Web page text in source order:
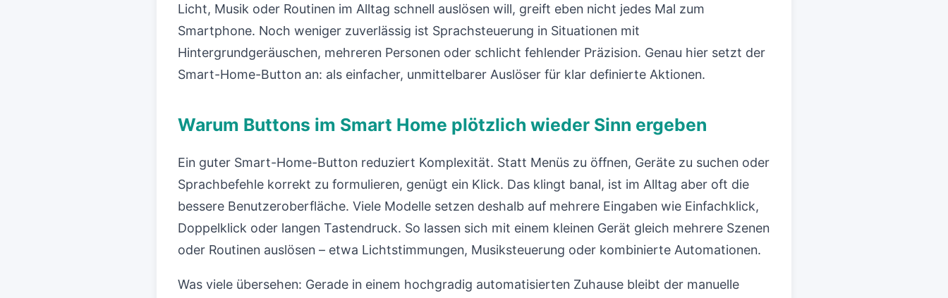
Licht, Musik oder Routinen im Alltag schnell auslösen will, greift eben nicht jedes Mal zum
Smartphone. Noch weniger zuverlässig ist Sprachsteuerung in Situationen mit
Hintergrundgeräuschen, mehreren Personen oder schlicht fehlender Präzision. Genau hier setzt der
Smart-Home-Button an: als einfacher, unmittelbarer Auslöser für klar definierte Aktionen.
Warum Buttons im Smart Home plötzlich wieder Sinn ergeben
Ein guter Smart-Home-Button reduziert Komplexität. Statt Menüs zu öffnen, Geräte zu suchen oder
Sprachbefehle korrekt zu formulieren, genügt ein Klick. Das klingt banal, ist im Alltag aber oft die
bessere Benutzeroberfläche. Viele Modelle setzen deshalb auf mehrere Eingaben wie Einfachklick,
Doppelklick oder langen Tastendruck. So lassen sich mit einem kleinen Gerät gleich mehrere Szenen
oder Routinen auslösen – etwa Lichtstimmungen, Musiksteuerung oder kombinierte Automationen.
Was viele übersehen: Gerade in einem hochgradig automatisierten Zuhause bleibt der manuelle